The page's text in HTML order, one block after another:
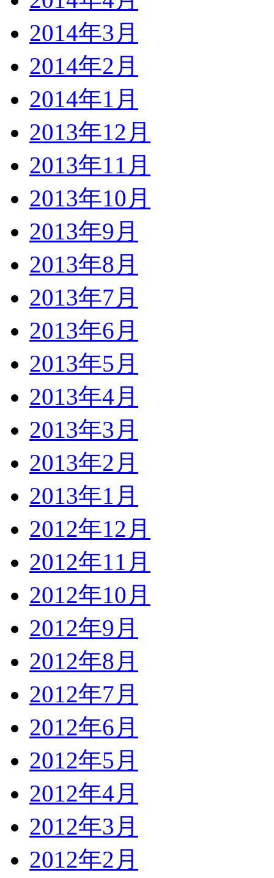
2014年3月
2014年2月
2014年1月
2013年12月
2013年11月
2013年10月
2013年9月
2013年8月
2013年7月
2013年6月
2013年5月
2013年4月
2013年3月
2013年2月
2013年1月
2012年12月
2012年11月
2012年10月
2012年9月
2012年8月
2012年7月
2012年6月
2012年5月
2012年4月
2012年3月
2012年2月